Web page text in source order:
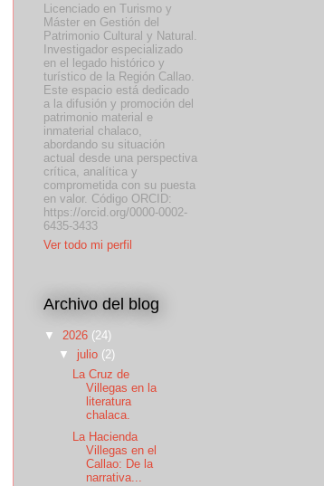
Licenciado en Turismo y
Máster en Gestión del
Patrimonio Cultural y Natural.
Investigador especializado
en el legado histórico y
turístico de la Región Callao.
Este espacio está dedicado
a la difusión y promoción del
patrimonio material e
inmaterial chalaco,
abordando su situación
actual desde una perspectiva
crítica, analítica y
comprometida con su puesta
en valor. Código ORCID:
https://orcid.org/0000-0002-
6435-3433
Ver todo mi perfil
Archivo del blog
▼ 2026 (24)
▼ julio (2)
La Cruz de
Villegas en la
literatura
chalaca.
La Hacienda
Villegas en el
Callao: De la
narrativa...